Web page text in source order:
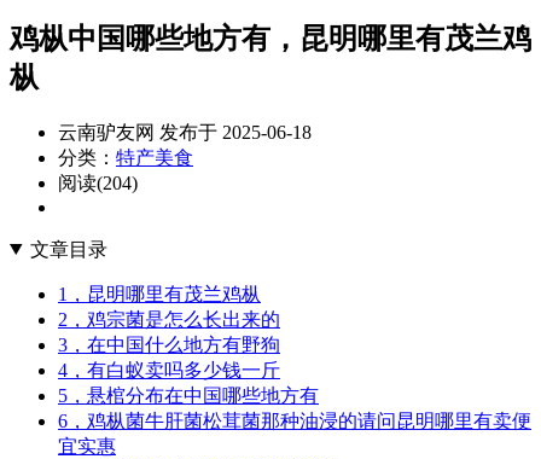
鸡枞中国哪些地方有，昆明哪里有茂兰鸡
枞
云南驴友网 发布于 2025-06-18
分类： 特产美食
阅读(204)
文章目录
1，昆明哪里有茂兰鸡枞
2，鸡宗菌是怎么长出来的
3，在中国什么地方有野狗
4，有白蚁卖吗多少钱一斤
5，悬棺分布在中国哪些地方有
6，鸡枞菌牛肝菌松茸菌那种油浸的请问昆明哪里有卖便
宜实惠